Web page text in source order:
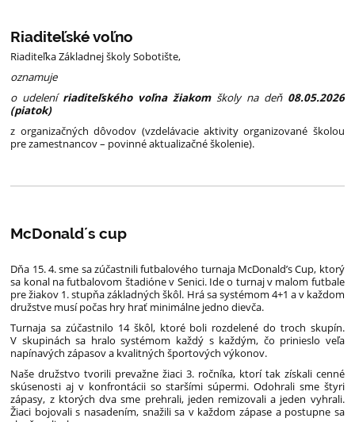
Riaditeľské voľno
Riaditeľka Základnej školy Sobotište,
oznamuje
o udelení riaditeľského voľna žiakomškoly na deň 08.05.2026
(piatok)
z organizačných dôvodov (vzdelávacie aktivity organizované školou
pre zamestnancov – povinné aktualizačné školenie).
McDonald´s cup
Dňa 15. 4. sme sa zúčastnili futbalového turnaja McDonald’s Cup, ktorý
sa konal na futbalovom štadióne v Senici. Ide o turnaj v malom futbale
pre žiakov 1. stupňa základných škôl. Hrá sa systémom 4+1 a v každom
družstve musí počas hry hrať minimálne jedno dievča.
Turnaja sa zúčastnilo 14 škôl, ktoré boli rozdelené do troch skupín.
V skupinách sa hralo systémom každý s každým, čo prinieslo veľa
napínavých zápasov a kvalitných športových výkonov.
Naše družstvo tvorili prevažne žiaci 3. ročníka, ktorí tak získali cenné
skúsenosti aj v konfrontácii so staršími súpermi. Odohrali sme štyri
zápasy, z ktorých dva sme prehrali, jeden remizovali a jeden vyhrali.
Žiaci bojovali s nasadením, snažili sa v každom zápase a postupne sa